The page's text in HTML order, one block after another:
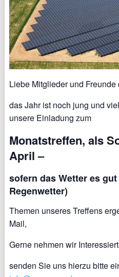
Liebe Mitglieder und
das Jahr ist noch jung und
unsere Einladung zum
Monatstreffen, als
April –
sofern das Wetter es
Regenwetter)
Themen unseres Treffens
Mail,
Gerne nehmen wir
senden Sie uns hierzu bitte